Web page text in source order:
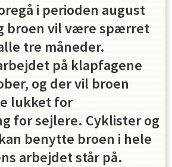
i perioden august
broen vil være spærret
tre måneder.
på klapfagene
og der vil broen
lukket for
for sejlere. Cyklister og
benytte broen i hele
arbejdet står på.